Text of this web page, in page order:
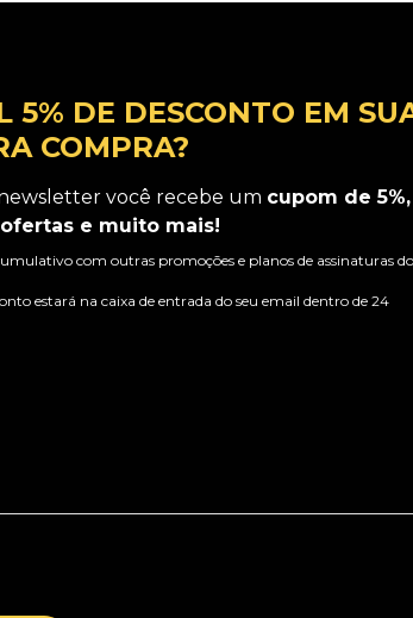
5% DE DESCONTO EM
COMPRA?
você recebe um cupom de 5%,
e muito mais!
com outras promoções e planos de assinaturas do
estará na caixa de entrada do seu email dentro de 24